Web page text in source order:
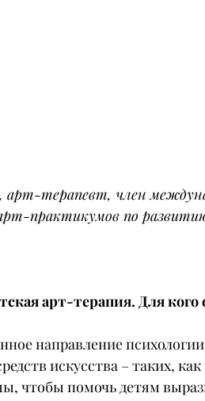
арт-терапевт, член
практикумов по
арт-терапия. Для кого
направление
искусства – таких,
чтобы помочь детям